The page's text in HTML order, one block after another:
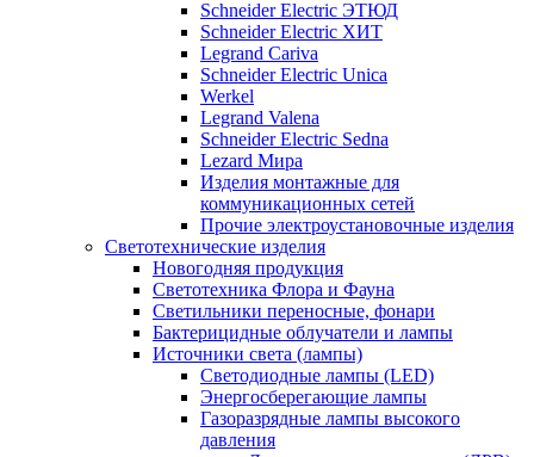
Schneider Electric ЭТЮД
Schneider Electric ХИТ
Legrand Cariva
Schneider Electric Unica
Werkel
Legrand Valena
Schneider Electric Sedna
Lezard Мира
Изделия монтажные для
коммуникационных сетей
Прочие электроустановочные изделия
Светотехнические изделия
Новогодняя продукция
Светотехника Флора и Фауна
Светильники переносные, фонари
Бактерицидные облучатели и лампы
Источники света (лампы)
Светодиодные лампы (LED)
Энергосберегающие лампы
Газоразрядные лампы высокого
давления